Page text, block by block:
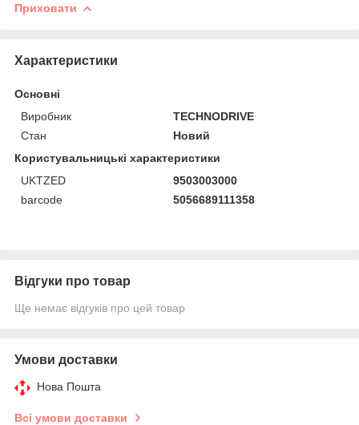
Приховати
Характеристики
Основні
Виробник
TECHNODRIVE
Стан
Новий
Користувальницькі характеристики
UKTZED
9503003000
barcode
5056689111358
Відгуки про товар
Ще немає відгуків про цей товар
Умови доставки
Нова Пошта
Всі умови доставки